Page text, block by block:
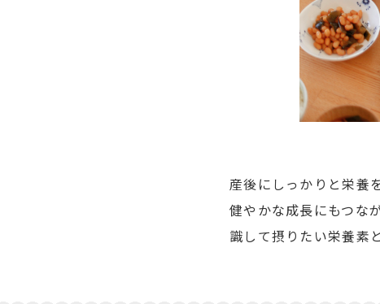
産後にしっかりと栄養
健やかな成長にもつな
識して摂りたい栄養素